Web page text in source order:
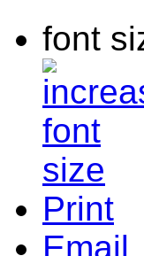
font
Print
Email